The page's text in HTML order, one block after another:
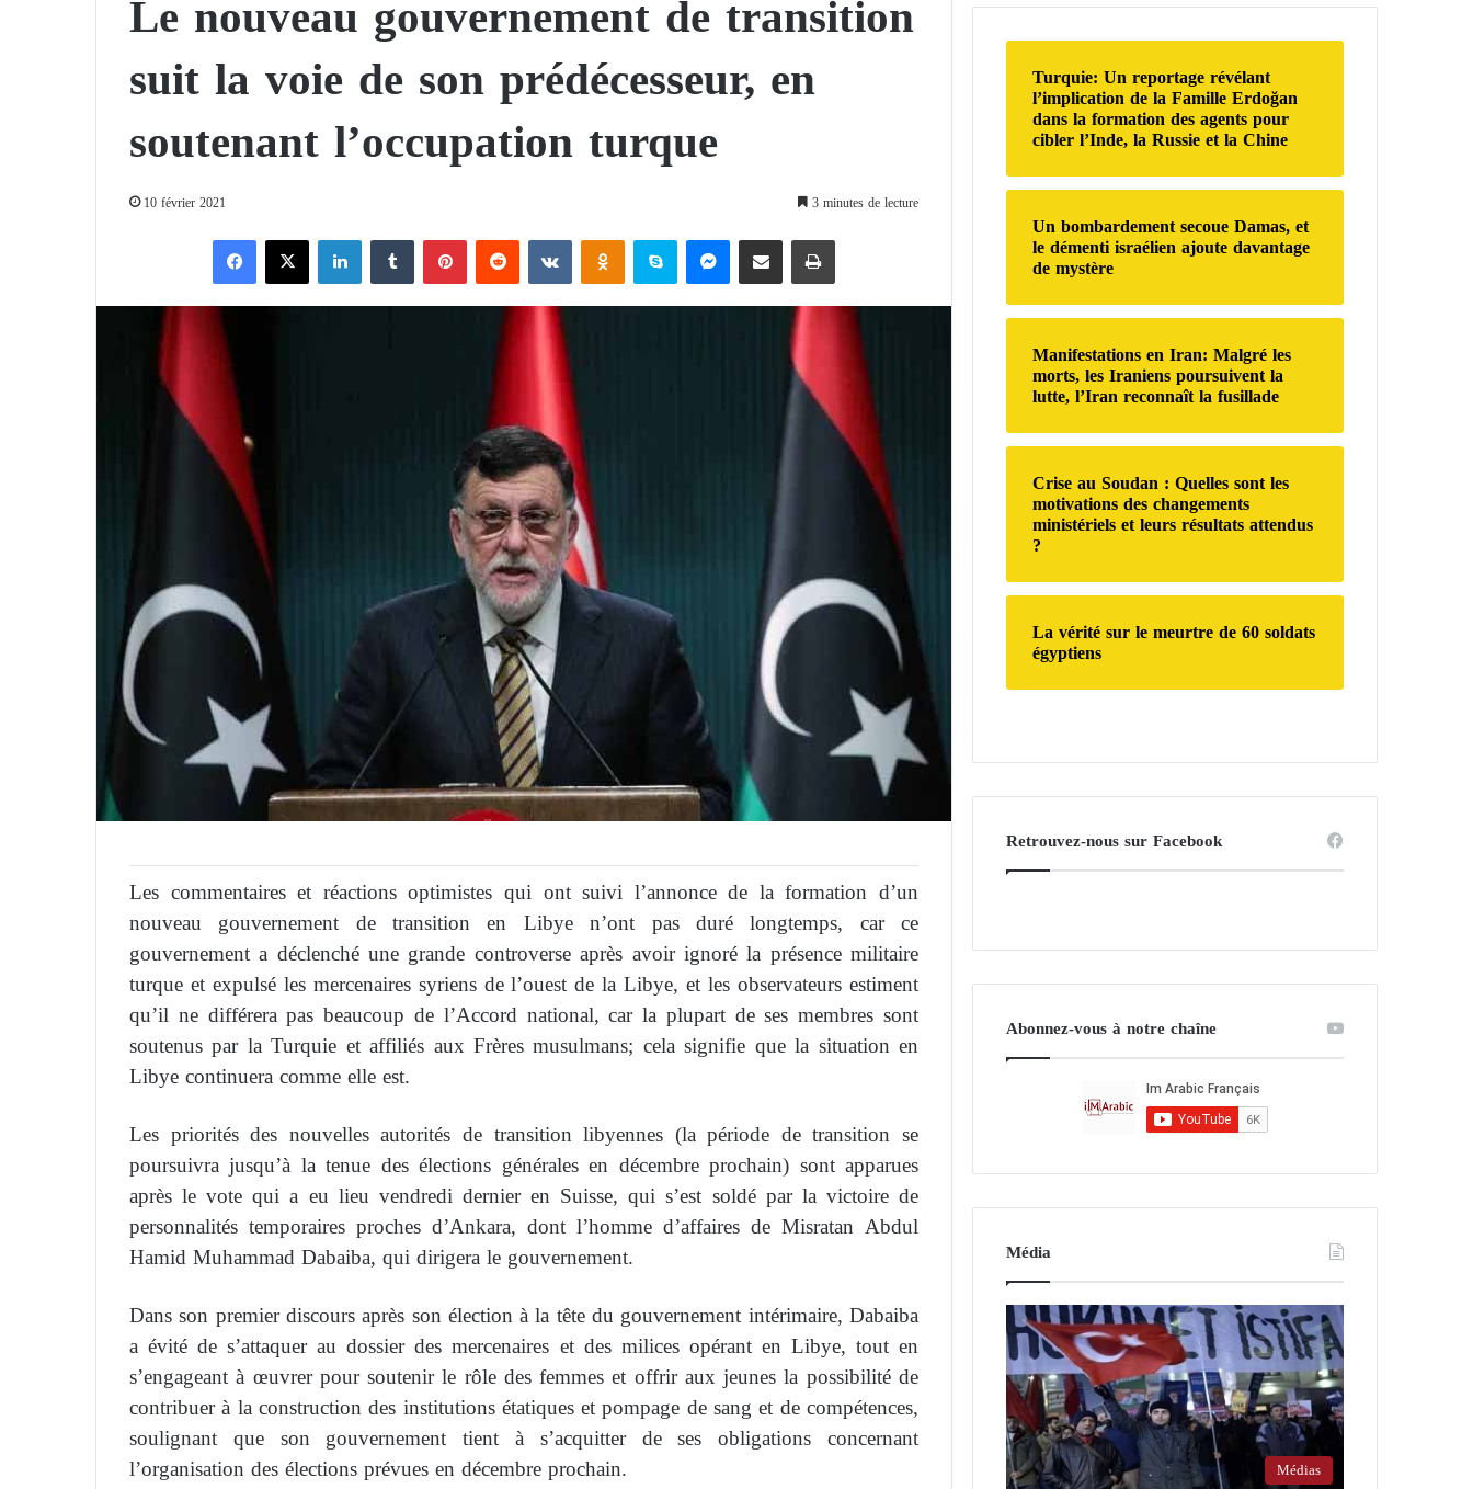
suit la voie de son prédécesseur, en
soutenant l’occupation turque
10 février 2021 3 minutes de lecture
X
Les commentaires et réactions optimistes qui ont suivi l’annonce de la formation d’un
nouveau gouvernement de transition en Libye n’ont pas duré longtemps, car ce
gouvernement a déclenché une grande controverse après avoir ignoré la présence militaire
turque et expulsé les mercenaires syriens de l’ouest de la Libye, et les observateurs estiment
qu’il ne différera pas beaucoup de l’Accord national, car la plupart de ses membres sont
soutenus par la Turquie et affiliés aux Frères musulmans; cela signifie que la situation en
Libye continuera comme elle est.
Les priorités des nouvelles autorités de transition libyennes (la période de transition se
poursuivra jusqu’à la tenue des élections générales en décembre prochain) sont apparues
après le vote qui a eu lieu vendredi dernier en Suisse, qui s’est soldé par la victoire de
personnalités temporaires proches d’Ankara, dont l’homme d’affaires de Misratan Abdul
Hamid Muhammad Dabaiba, qui dirigera le gouvernement.
Dans son premier discours après son élection à la tête du gouvernement intérimaire, Dabaiba
a évité de s’attaquer au dossier des mercenaires et des milices opérant en Libye, tout en
s’engageant à œuvrer pour soutenir le rôle des femmes et offrir aux jeunes la possibilité de
contribuer à la construction des institutions étatiques et pompage de sang et de compétences,
soulignant que son gouvernement tient à s’acquitter de ses obligations concernant
l’organisation des élections prévues en décembre prochain.
c
h
e
r
Turquie: Un reportage révélant
l’implication de la Famille Erdoğan
dans la formation des agents pour
cibler l’Inde, la Russie et la Chine
Un bombardement secoue Damas, et
le démenti israélien ajoute davantage
de mystère
Manifestations en Iran: Malgré les
morts, les Iraniens poursuivent la
lutte, l’Iran reconnaît la fusillade
Crise au Soudan : Quelles sont les
motivations des changements
ministériels et leurs résultats attendus
?
La vérité sur le meurtre de 60 soldats
égyptiens
Retrouvez-nous sur Facebook
Abonnez-vous à notre chaîne
Média
Médias